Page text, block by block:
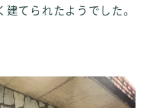
てられたようでした。